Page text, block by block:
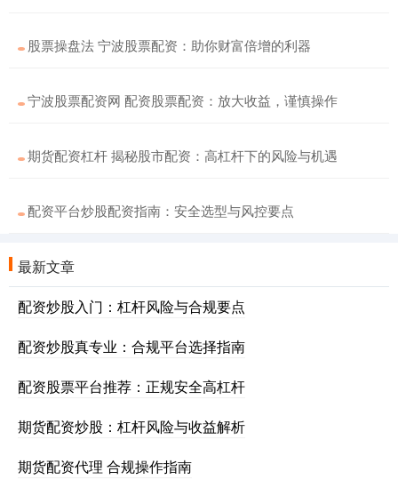
股票操盘法 宁波股票配资：助你财富倍增的利器
宁波股票配资网 配资股票配资：放大收益，谨慎操作
期货配资杠杆 揭秘股市配资：高杠杆下的风险与机遇
配资平台炒股配资指南：安全选型与风控要点
最新文章
配资炒股入门：杠杆风险与合规要点
配资炒股真专业：合规平台选择指南
配资股票平台推荐：正规安全高杠杆
期货配资炒股：杠杆风险与收益解析
期货配资代理 合规操作指南